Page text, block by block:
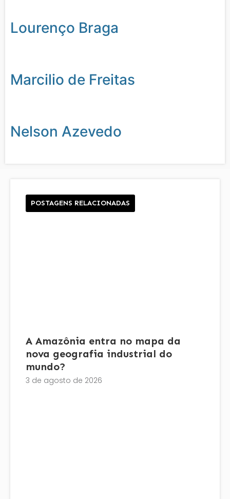
Lourenço Braga
Marcilio de Freitas
Nelson Azevedo
POSTAGENS RELACIONADAS
A Amazônia entra no mapa da
nova geografia industrial do
mundo?
3 de agosto de 2026